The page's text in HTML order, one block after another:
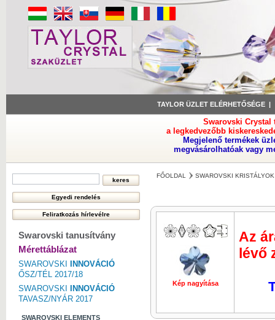
TAYLOR ÜZLET ELÉRHETŐSÉGE
Swarovski Crystal
a legkedvezőbb
Megjelenő termékek
megvásárolhatóak vagy
Swarovski tanusítvány
Mérettáblázat
SWAROVSKI
INNOVÁCIÓ
ŐSZ/TÉL 2017/18
SWAROVSKI
INNOVÁCIÓ
TAVASZ/NYÁR 2017
SWAROVSKI ELEMENTS
FŐOLDAL SWAROVSKI
Kép nagyítása Kép
Az
lévő